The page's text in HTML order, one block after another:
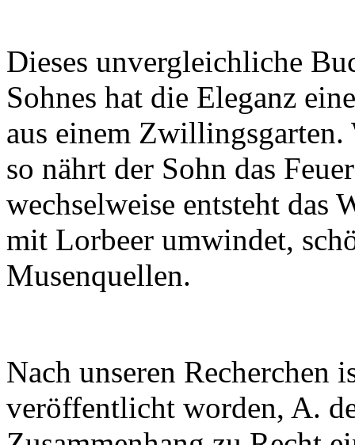
Dieses unvergleichliche
Sohnes hat die Eleganz
aus einem Zwillingsgarten.
so nährt der Sohn das
wechselweise entsteht das
mit Lorbeer umwindet,
Musenquellen.
Nach unseren Recherchen
veröffentlicht worden, A.